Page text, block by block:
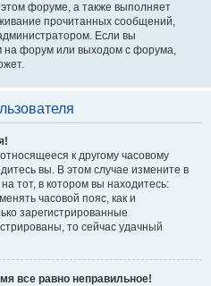
форуме, а также выполняет
прочитанных сообщений,
Если вы
на форум или выходом с форума,
к другому часовому
вы. В этом случае измените в
тот, в котором вы находитесь:
часовой пояс, как и
зарегистрированные
то сейчас удачный
все равно неправильное!